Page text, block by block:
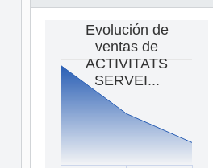
Evolución de
ventas de
ACTIVITATS
SERVEI...